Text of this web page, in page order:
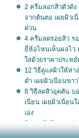
2 ครีมลอกสิวตัวดัง
จากต้นตอ เผยผิวเ
ด่วน
4 ครีมลดรอยสิว ร
ห้อไหนเห็นผลไว
สด้วยราคาประหยั
12 วิธีดูแลผิวให้ห่า
ดำ เผยผิวเนียนขาว
8 วิธีลดสิวอุดตัน บ
เนียน เผยผิวเนียน
เอง
3 สูตรขัดผิวขาวเร่
ง่ายๆ ประหยัดเงินใ